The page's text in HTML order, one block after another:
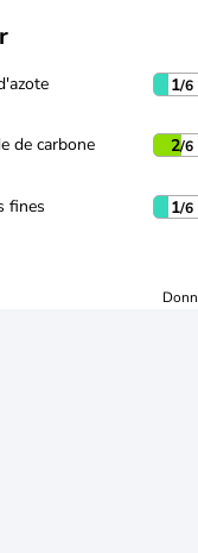
1/6
de carbone 2/6
fines 1/6